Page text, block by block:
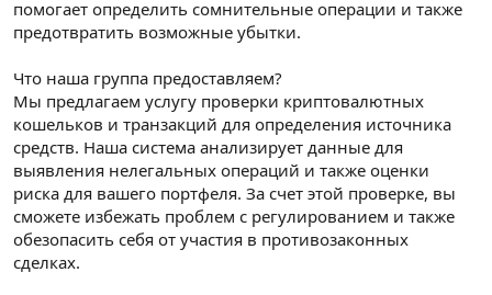
помогает определить сомнительные операции и также
предотвратить возможные убытки.
Что наша группа предоставляем?
Мы предлагаем услугу проверки криптовалютных
кошельков и транзакций для определения источника
средств. Наша система анализирует данные для
выявления нелегальных операций и также оценки
риска для вашего портфеля. За счет этой проверке, вы
сможете избежать проблем с регулированием и также
обезопасить себя от участия в противозаконных
сделках.